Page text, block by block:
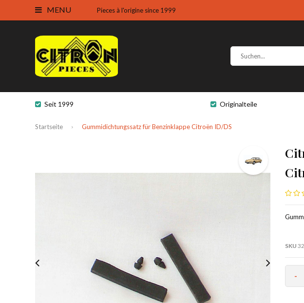
MENU Pieces à l'origine since 1999
Seit 1999 Originalteile
Startseite Gummidichtungssatz für Benzinklappe Citroën ID/DS
SKU
-